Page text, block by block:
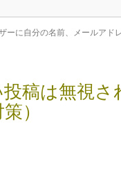
ーに自分の名前、メールアド
稿は無視
）